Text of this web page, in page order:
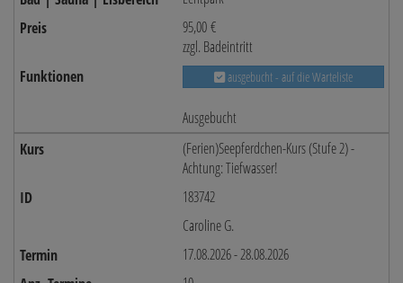
95,00 €
zzgl. Badeintritt
ausgebucht - auf die Warteliste
Ausgebucht
(Ferien)Seepferdchen-Kurs (Stufe 2) -
Achtung: Tiefwasser!
183742
Caroline G.
17.08.2026 - 28.08.2026